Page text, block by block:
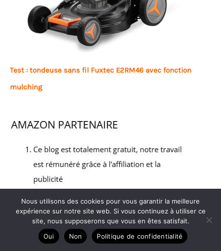
Test : tondeuse sans fil Fuxtec E2RM46 avec fonction
mulching
Nous utilisons des cookies pour vous garantir la meilleure
expérience sur notre site web. Si vous continuez à utiliser ce
site, nous supposerons que vous en êtes satisfait.
Oui
Non Politique de confidentialité